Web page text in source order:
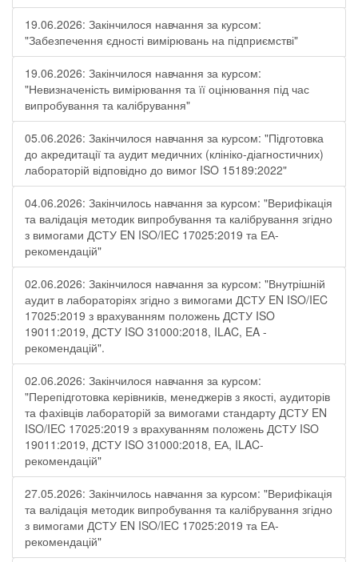
19.06.2026: Закінчилося навчання за курсом:
"Забезпечення єдності вимірювань на підприємстві"
19.06.2026: Закінчилося навчання за курсом:
"Невизначеність вимірювання та її оцінювання під час
випробування та калібрування"
05.06.2026: Закінчилося навчання за курсом: "Підготовка
до акредитації та аудит медичних (клініко-діагностичних)
лабораторій відповідно до вимог ISO 15189:2022"
04.06.2026: Закінчилось навчання за курсом: "Верифікація
та валідація методик випробування та калібрування згідно
з вимогами ДСТУ EN ISO/IEC 17025:2019 та ЕА-
рекомендацій"
02.06.2026: Закінчилося навчання за курсом: "Внутрішній
аудит в лабораторіях згідно з вимогами ДСТУ EN ISO/IEC
17025:2019 з врахуванням положень ДСТУ ISO
19011:2019, ДСТУ ISO 31000:2018, ILAC, EA -
рекомендацій".
02.06.2026: Закінчилося навчання за курсом:
"Перепідготовка керівників, менеджерів з якості, аудиторів
та фахівців лабораторій за вимогами стандарту ДСТУ EN
ISO/IEC 17025:2019 з врахуванням положень ДСТУ ISO
19011:2019, ДСТУ ISO 31000:2018, ЕА, ILAC-
рекомендацій"
27.05.2026: Закінчилось навчання за курсом: "Верифікація
та валідація методик випробування та калібрування згідно
з вимогами ДСТУ EN ISO/IEC 17025:2019 та ЕА-
рекомендацій"